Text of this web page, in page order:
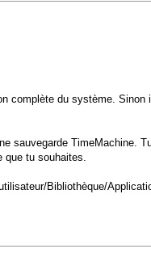
complète du système. Sinon
sauvegarde TimeMachine.
tu souhaites.
Bibliothèque/